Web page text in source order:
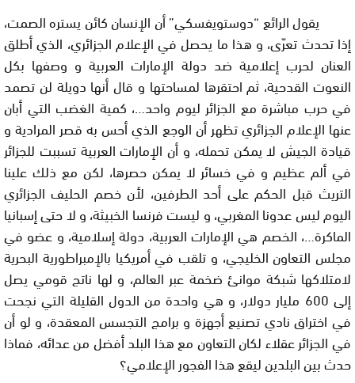
يقول الرائع “دوستويفسكي” أن الإنسان كائن يستره الصمت،
إذا تحدث تعرّى، و هذا ما يحصل في الإعلام الجزائري، الذي أطلق
العنان لحرب إعلامية ضد دولة الإمارات العربية و وصفها بكل
النعوت القدحية، ثم احتقرها لمساحتها و قال أنها دويلة لن تصمد
في حرب مباشرة مع الجزائر ليوم واحد…، كمية الغضب التي أبان
عنها الإعلام الجزائري تظهر أن الوجع الذي أحس به قصر المرادية و
قيادة الجيش لا يمكن تحمله، و أن الإمارات العربية تسببت للجزائر
في ألم عظيم و في خسائر لا يمكن حصرها، لكن مع ذلك علينا
التريث قبل الحكم على أحد الطرفين، لأن خصم الحليف الجزائري
اليوم ليس عدونا المغربي، و ليست فرنسا الخبيثة، و لا حتى إسبانيا
الماكرة…، الخصم هي الإمارات العربية، دولة إسلامية، و عضو في
مجلس التعاون الخليجي، و تلقب في أمريكيا بالإمبراطورية البحرية
لامتلاكها شبكة موانئ ضخمة عبر العالم، و لها ناتج قومي يصل
إلى 600 مليار دولار، و هي واحدة من الدول القليلة التي نجحت
في اختراق نادي تصنيع أجهزة و برامج التجسس المعقدة، و لو أن
في الجزائر عقلاء لكان التعاون مع هذا البلد أفضل من عدائه، فماذا
حدث بين البلدين ليقع هذا الفجور الإعلامي؟